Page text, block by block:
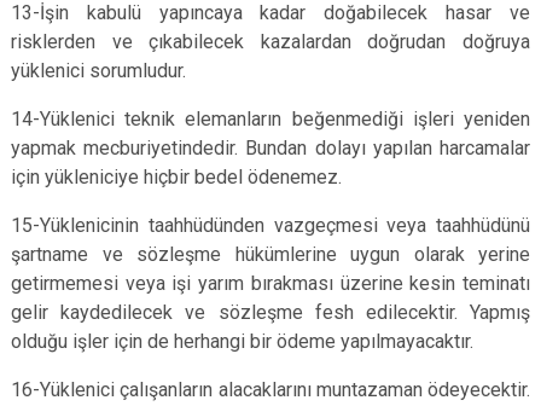
13-İşin kabulü yapıncaya kadar doğabilecek hasar ve
risklerden ve çıkabilecek kazalardan doğrudan doğruya
yüklenici sorumludur.
14-Yüklenici teknik elemanların beğenmediği işleri yeniden
yapmak mecburiyetindedir. Bundan dolayı yapılan harcamalar
için yükleniciye hiçbir bedel ödenemez.
15-Yüklenicinin taahhüdünden vazgeçmesi veya taahhüdünü
şartname ve sözleşme hükümlerine uygun olarak yerine
getirmemesi veya işi yarım bırakması üzerine kesin teminatı
gelir kaydedilecek ve sözleşme fesh edilecektir. Yapmış
olduğu işler için de herhangi bir ödeme yapılmayacaktır.
16-Yüklenici çalışanların alacaklarını muntazaman ödeyecektir.